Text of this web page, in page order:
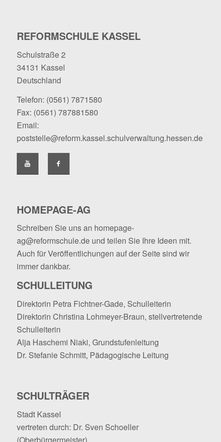
REFORMSCHULE KASSEL
Schulstraße 2
34131 Kassel
Deutschland
Telefon: (0561) 7871580
Fax: (0561) 787881580
Email:
poststelle@reform.kassel.schulverwaltung.hessen.de
HOMEPAGE-AG
Schreiben Sie uns an homepage-
ag@reformschule.deund teilen Sie Ihre Ideen mit.
Auch für Veröffentlichungen auf der Seite sind wir
immer dankbar.
SCHULLEITUNG
Direktorin Petra Fichtner-Gade, Schulleiterin
Direktorin Christina Lohmeyer-Braun, stellvertretende
Schulleiterin
Alja Haschemi Niaki, Grundstufenleitung
Dr. Stefanie Schmitt, Pädagogische Leitung
SCHULTRÄGER
Stadt Kassel
vertreten durch: Dr. Sven Schoeller
(Oberbürgermeister)